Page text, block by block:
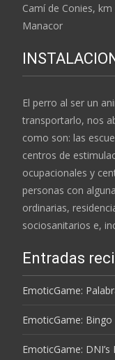
Camí de Conies,
Manacor
El perro al ser un
transportarlo, nos
como son: las
centros de
ocupacionales y
personas con
ordinarias,
sociosanitarios e,
Entradas
EmoticGame:
EmoticGame:
EmoticGame: DNI’s